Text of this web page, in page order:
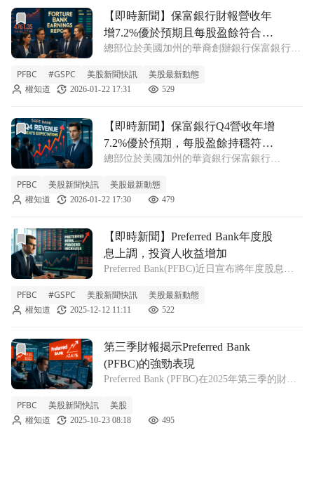
前往【即時新聞】保富銀行財報營收年增7.2%優於預期且每
【即時新聞】保富銀行財報營收年
增7.2%優於預期且每股盈餘符合市
場估值
總部位於美國加州的華裔創辦銀行保富銀行
揭露了公司在營收端的亮眼成長，同時獲利能
力保持穩健。對於關注美股中小型銀行股的投
PFBC #GSPC 美股新聞快訊 美股最新動態
權知道 2026-01-22 17:31 529
前往【即時新聞】保富銀行Q4營收年增7.2%優於預期，每
【即時新聞】保富銀行Q4營收年增
7.2%優於預期，每股盈餘持穩符合
市場看法
總部位於美國加州的華資銀行保富銀行
表現。第四季營收數據不僅較去年同期呈現成
長態勢，更優於市場分析師的普遍預期，顯示
PFBC 美股新聞快訊 美股最新動態
權知道 2026-01-22 17:30 479
前往【即時新聞】Preferred Bank年度股息上調，投資人收
【即時新聞】Preferred Bank年度股
息上調，投資人收益增加
Preferred Bank(PFBC)近日宣布將年度股息提
3.20美元。這一舉措讓投資人能夠獲得更高的
股息回報，對於依賴股息收入的投資人來說，
PFBC #GSPC 美股新聞快訊 美股最新動態
權知道 2025-12-12 11:11 522
前往第三季財報揭示Preferred Bank (PFBC)的強勁表現文章
第三季財報揭示Preferred Bank
(PFBC)的強勁表現
Preferred Bank (PFBC)在2025年第三季的財報
餘2.84美元的紀錄，淨利潤達到3,590萬美元。
李玉強調，該行的信用質量有所改善，並將不
PFBC 美股新聞快訊 美股
權知道 2025-10-23 08:18 495